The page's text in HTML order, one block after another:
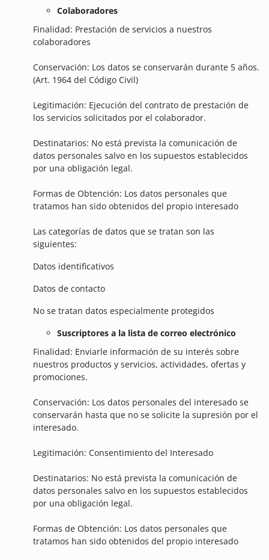
Colaboradores
Finalidad: Prestación de servicios a nuestros
colaboradores
Conservación: Los datos se conservarán durante 5 años.
(Art. 1964 del Código Civil)
Legitimación: Ejecución del contrato de prestación de
los servicios solicitados por el colaborador.
Destinatarios: No está prevista la comunicación de
datos personales salvo en los supuestos establecidos
por una obligación legal.
Formas de Obtención: Los datos personales que
tratamos han sido obtenidos del propio interesado
Las categorías de datos que se tratan son las
siguientes:
Datos identificativos
Datos de contacto
No se tratan datos especialmente protegidos
Suscriptores a la lista de correo electrónico
Finalidad: Enviarle información de su interés sobre
nuestros productos y servicios, actividades, ofertas y
promociones.
Conservación: Los datos personales del interesado se
conservarán hasta que no se solicite la supresión por el
interesado.
Legitimación: Consentimiento del Interesado
Destinatarios: No está prevista la comunicación de
datos personales salvo en los supuestos establecidos
por una obligación legal.
Formas de Obtención: Los datos personales que
tratamos han sido obtenidos del propio interesado